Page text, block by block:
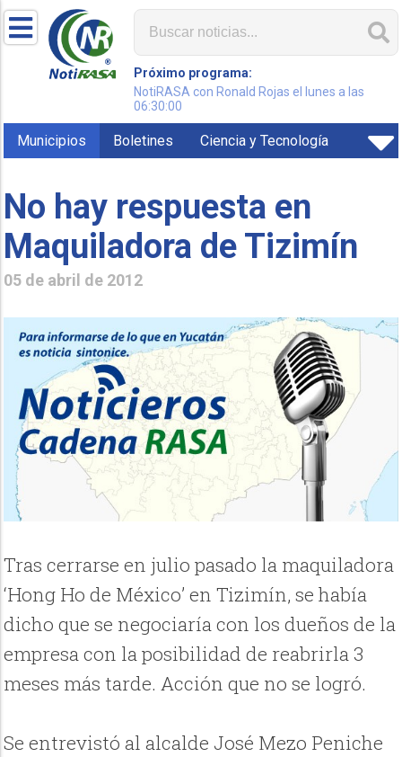
Próximo programa:
NotiRASA con Ronald Rojas el lunes a las
06:30:00
Municipios Boletines Ciencia y Tecnología
No hay respuesta en
Maquiladora de Tizimín
05 de abril de 2012
Tras cerrarse en julio pasado la maquiladora
‘Hong Ho de México’ en Tizimín, se había
dicho que se negociaría con los dueños de la
empresa con la posibilidad de reabrirla 3
meses más tarde. Acción que no se logró.
Se entrevistó al alcalde José Mezo Peniche